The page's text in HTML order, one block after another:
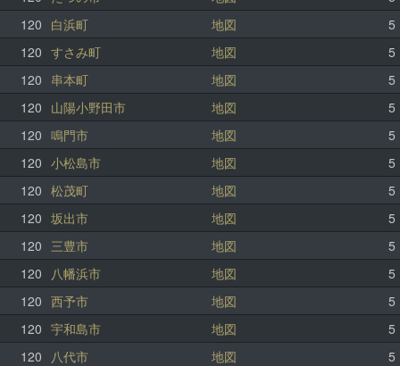
120 白浜町 地図
5
120 すさみ町 地図
5
120 串本町 地図
5
120 山陽小野田市 地図
5
120 鳴門市 地図
5
120 小松島市 地図
5
120 松茂町 地図
5
120 坂出市 地図
5
120 三豊市 地図
5
120
八幡浜市 地図
5
120 西予市 地図
5
120 宇和島市 地図
5
120
八代市 地図
5